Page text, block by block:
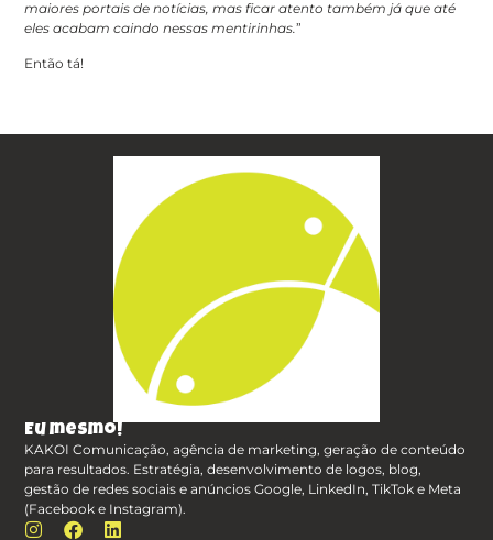
maiores portais de notícias, mas ficar atento também já que até
eles acabam caindo nessas mentirinhas.”
Então tá!
Eu mesmo!
KAKOI Comunicação, agência de marketing, geração de conteúdo
para resultados. Estratégia, desenvolvimento de logos, blog,
gestão de redes sociais e anúncios Google, LinkedIn, TikTok e Meta
(Facebook e Instagram).